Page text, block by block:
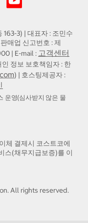
3) | 대표자 : 조민수
매업 신고번호 : 제
| E-mail : 고객센터
인 정보 보호책임자 : 한
) | 호스팅제공자 :
운영(심사받지 않은 물
체 결제시 코스트코에
스(채무지급보증)를 이
All rights reserved.